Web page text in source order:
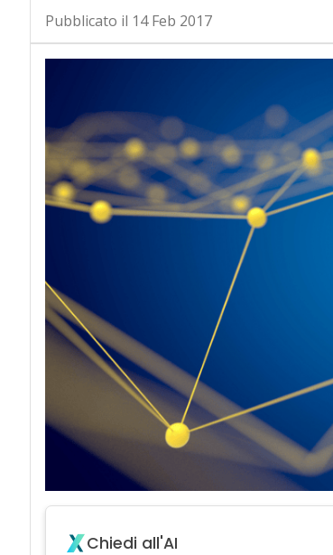
Pubblicato il 14 Feb 2017
Chiedi all'AI